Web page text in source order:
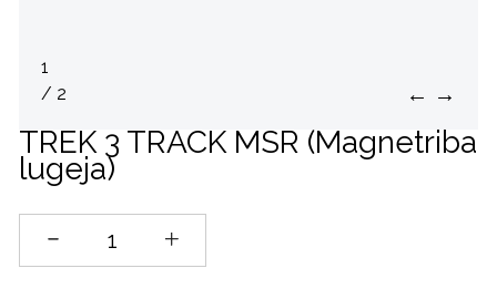
1
/ 2
← →
TREK 3 TRACK MSR (Magnetriba
lugeja)